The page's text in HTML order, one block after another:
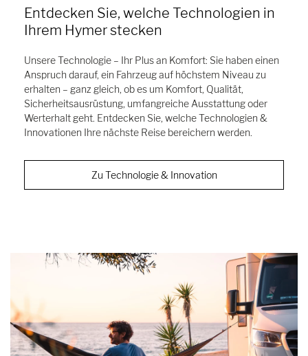
Entdecken Sie, welche Technologien in
Ihrem Hymer stecken
Unsere Technologie – Ihr Plus an Komfort: Sie haben einen
Anspruch darauf, ein Fahrzeug auf höchstem Niveau zu
erhalten – ganz gleich, ob es um Komfort, Qualität,
Sicherheitsausrüstung, umfangreiche Ausstattung oder
Werterhalt geht. Entdecken Sie, welche Technologien &
Innovationen Ihre nächste Reise bereichern werden.
Zu Technologie & Innovation